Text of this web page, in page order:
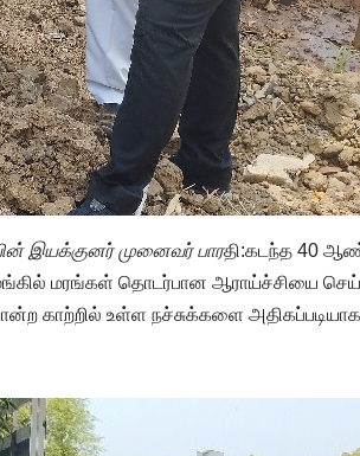
இயக்குனர் முனைவர் பாரதி:கடந்த 40
மரங்கள் தொடர்பான ஆராய்ச்சியை
காற்றில் உள்ள நச்சுக்களை